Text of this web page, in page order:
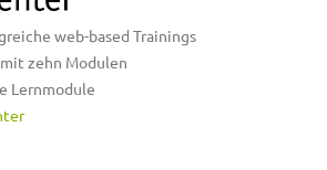
web-based Trainings
zehn Modulen
Lernmodule